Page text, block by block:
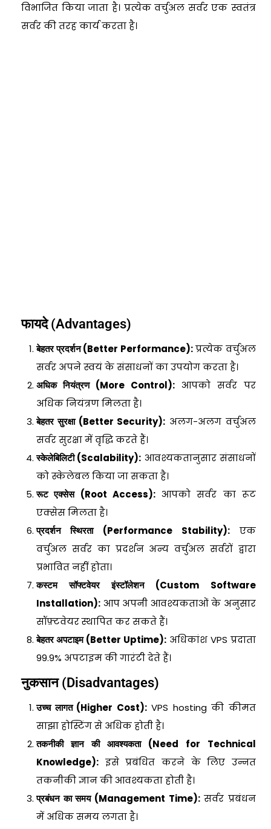
विभाजित किया जाता है। प्रत्येक वर्चुअल सर्वर एक स्वतंत्र
सर्वर की तरह कार्य करता है।
फायदे (Advantages)
बेहतर प्रदर्शन (Better Performance):प्रत्येक वर्चुअल
सर्वर अपने स्वयं के संसाधनों का उपयोग करता है।
अधिक नियंत्रण (More Control): आपको सर्वर पर
अधिक नियंत्रण मिलता है।
बेहतर सुरक्षा (Better Security): अलग-अलग वर्चुअल
सर्वर सुरक्षा में वृद्धि करते हैं।
स्केलेबिलिटी (Scalability): आवश्यकतानुसार संसाधनों
को स्केलेबल किया जा सकता है।
रूट एक्सेस (Root Access):आपको सर्वर का रूट
एक्सेस मिलता है।
प्रदर्शन स्थिरता (Performance Stability):एक
वर्चुअल सर्वर का प्रदर्शन अन्य वर्चुअल सर्वरों द्वारा
प्रभावित नहीं होता।
कस्टम सॉफ्टवेयर इंस्टॉलेशन (Custom Software
Installation): आप अपनी आवश्यकताओं के अनुसार
सॉफ़्टवेयर स्थापित कर सकते हैं।
बेहतर अपटाइम (Better Uptime): अधिकांश VPS प्रदाता
99.9% अपटाइम की गारंटी देते हैं।
नुकसान (Disadvantages)
उच्च लागत (Higher Cost):VPS hosting की कीमत
साझा होस्टिंग से अधिक होती है।
तकनीकी ज्ञान की आवश्यकता (Need for Technical
Knowledge): इसे प्रबंधित करने के लिए उन्नत
तकनीकी ज्ञान की आवश्यकता होती है।
प्रबंधन का समय (Management Time):सर्वर प्रबंधन
में अधिक समय लगता है।